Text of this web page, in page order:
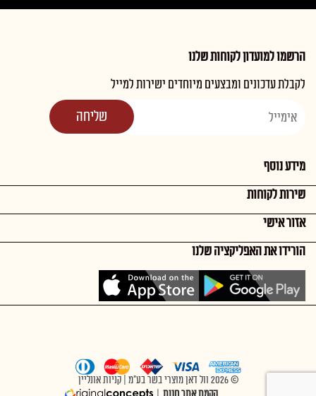
הרשמו למועדון לקוחות שלנו
לקבלת עדכונים ומבצעים מיוחדים ישירות למייל
מידע נוסף
שירות לקוחות
אזור אישי
הורידו את האפליקציה שלנו
© 2026 וול דאן מוצרי בשר בע"מ | קניות אונליין